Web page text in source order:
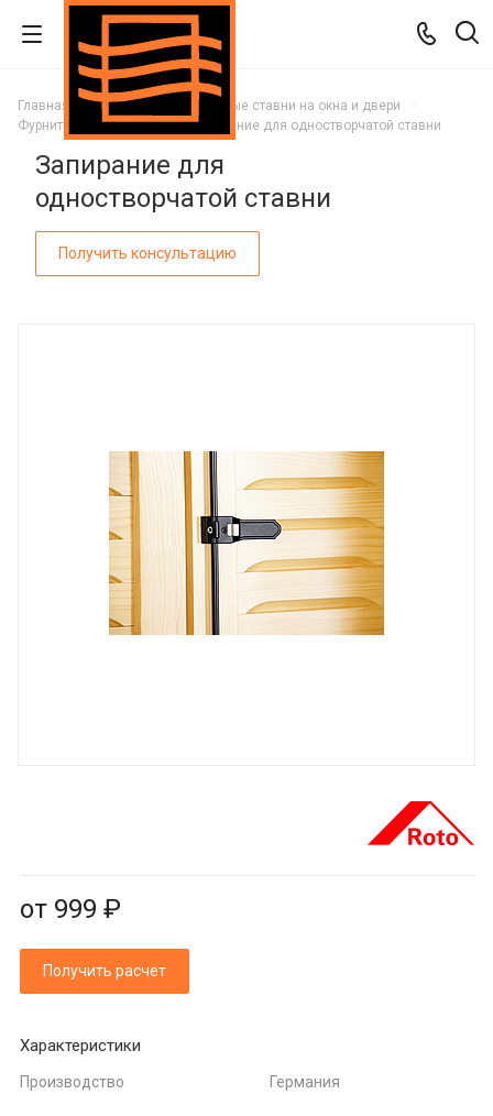
Главная Каталог
Деревянные ставни на окна и двери
Фурнитура для ставней
Запирание для одностворчатой ставни
Запирание для
одностворчатой ставни
Получить консультацию
от 999 ₽
Получить расчет
Характеристики
Производство Германия